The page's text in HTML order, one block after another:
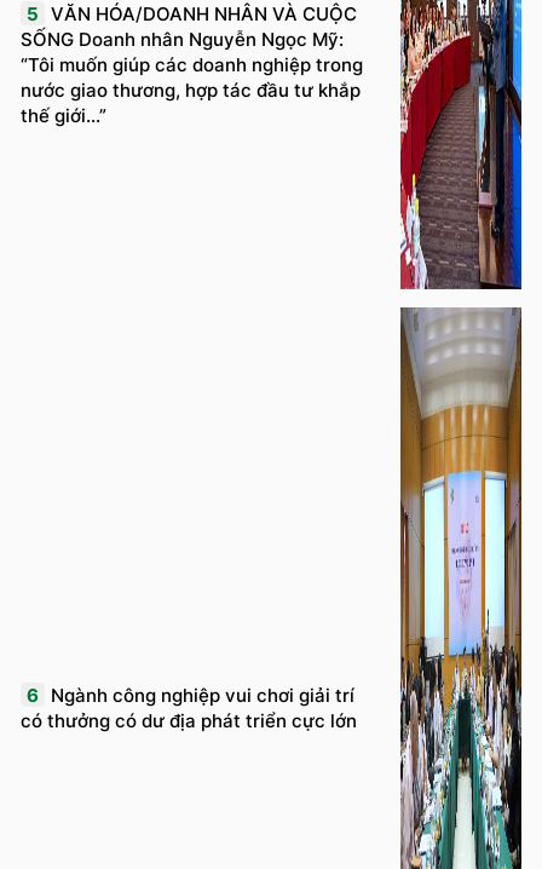
5 VĂN HÓA/DOANH NHÂN VÀ CUỘC
SỐNG Doanh nhân Nguyễn Ngọc Mỹ:
“Tôi muốn giúp các doanh nghiệp trong
nước giao thương, hợp tác đầu tư khắp
thế giới...”
6 Ngành công nghiệp vui chơi giải trí
có thưởng có dư địa phát triển cực lớn